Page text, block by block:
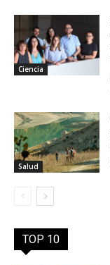
Ciencia
Salud
TOP 10